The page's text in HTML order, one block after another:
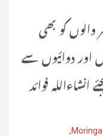
والوں کو بھی
اور دوائیوں سے
فوائد
Moringa
,